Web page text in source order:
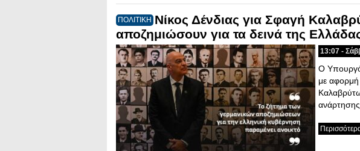
ΠΟΛΙΤΙΚΗ Νίκος Δένδιας για Σφαγή
αποζημιώσουν για τα δεινά της
13:07 -
Ο
με αφορμή